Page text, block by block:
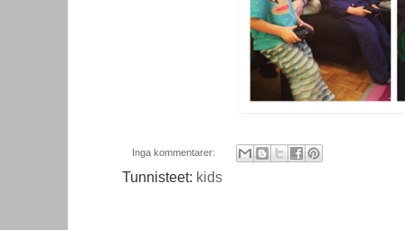
Inga kommentarer:
Tunnisteet: kids